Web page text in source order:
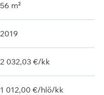
56 m²
2019
2 032,03 €/kk
1 012,00 €/hlö/kk